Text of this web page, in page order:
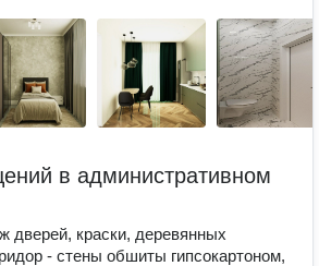
в административном
дверей, краски, деревянных
- стены обшиты гипсокартоном,